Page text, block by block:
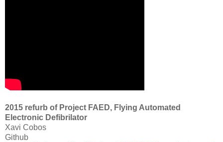
2015 refurb of Project FAED, Flying Automated
Electronic Defibrilator
Xavi Cobos
Github